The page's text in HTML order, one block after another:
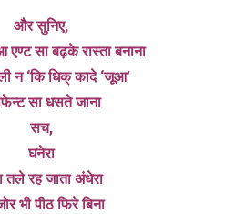
और सुनिए,
सा बढ़के रास्ता बनाना
न ‘कि धिक् कादे ‘जूआ’
सा धसते जाना
सच,
घनेरा
तले रह जाता अंधेरा
भी पीठ फिरे बिना